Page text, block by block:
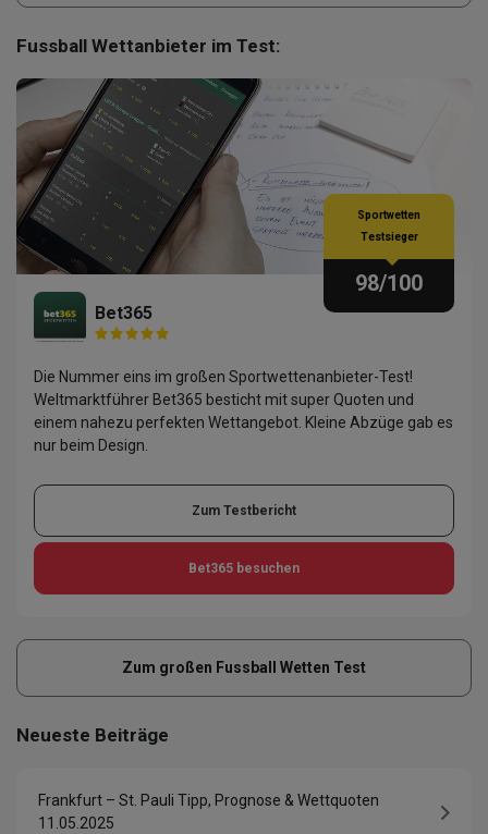
Fussball Wettanbieter im Test:
Bet365
Sportwetten
Testsieger
98/100
Die Nummer eins im großen Sportwettenanbieter-Test!
Weltmarktführer Bet365 besticht mit super Quoten und
einem nahezu perfekten Wettangebot. Kleine Abzüge gab es
nur beim Design.
Zum Testbericht
Bet365 besuchen
Zum großen Fussball Wetten Test
Neueste Beiträge
Frankfurt – St. Pauli Tipp, Prognose & Wettquoten
11.05.2025